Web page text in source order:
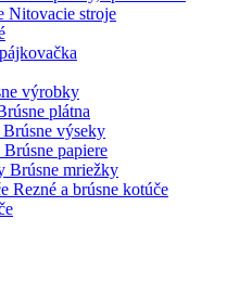
Nitovacie stroje
výrobky
plátna
Brúsne výseky
Brúsne papiere
Brúsne mriežky
Rezné a brúsne kotúče